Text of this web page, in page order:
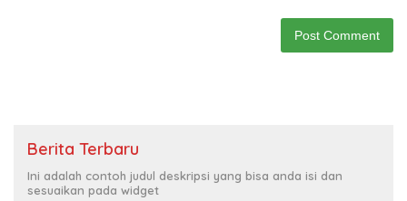
Berita Terbaru
Ini adalah contoh judul deskripsi yang bisa anda isi dan
sesuaikan pada widget